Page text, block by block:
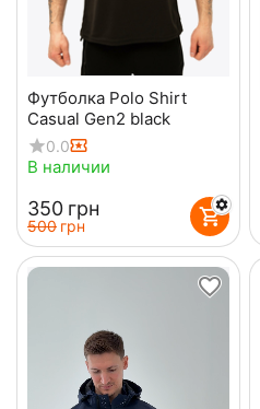
Футболка Polo Shirt
Casual Gen2 black
0.0
В наличии
‍350‍ грн
‍500‍ грн